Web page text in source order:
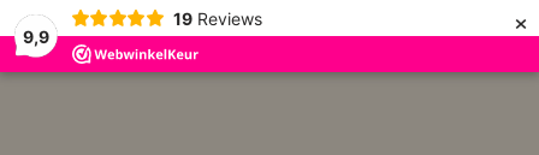
9,9
19 Reviews ×